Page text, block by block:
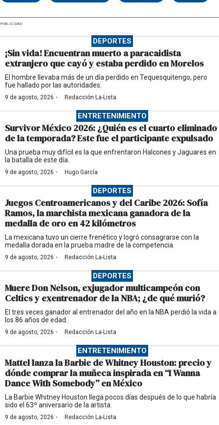
PUBLICIDAD
DEPORTES
¡Sin vida! Encuentran muerto a paracaidista
extranjero que cayó y estaba perdido en Morelos
El hombre llevaba más de un día perdido en Tequesquitengo, pero
fue hallado por las autoridades.
9 de agosto, 2026 · Redacción La-Lista
ENTRETENIMIENTO
Survivor México 2026: ¿Quién es el cuarto eliminado
de la temporada? Este fue el participante expulsado
Una prueba muy difícil es la que enfrentaron Halcones y Jaguares en
la batalla de este día.
9 de agosto, 2026 · Hugo García
DEPORTES
Juegos Centroamericanos y del Caribe 2026: Sofía
Ramos, la marchista mexicana ganadora de la
medalla de oro en 42 kilómetros
La mexicana tuvo un cierre frenético y logró consagrarse con la
medalla dorada en la prueba madre de la competencia.
9 de agosto, 2026 · Redacción La-Lista
DEPORTES
Muere Don Nelson, exjugador multicampeón con
Celtics y exentrenador de la NBA; ¿de qué murió?
El tres veces ganador al entrenador del año en la NBA perdió la vida a
los 86 años de edad.
9 de agosto, 2026 · Redacción La-Lista
ENTRETENIMIENTO
Mattel lanza la Barbie de Whitney Houston: precio y
dónde comprar la muñeca inspirada en “I Wanna
Dance With Somebody” en México
La Barbie Whitney Houston llega pocos días después de lo que habría
sido el 63º aniversario de la artista.
9 de agosto, 2026 · Redacción La-Lista